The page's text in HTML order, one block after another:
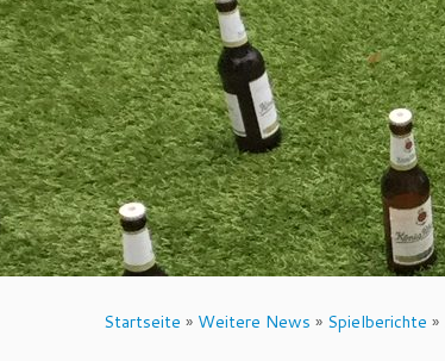
Startseite » Weitere News » Spielberichte »